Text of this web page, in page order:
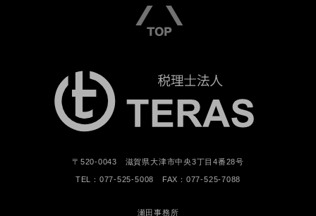
〒520-0043 滋賀県大津市中央3丁目4番28号
TEL：077-525-5008 FAX：077-525-7088
瀬田事務所